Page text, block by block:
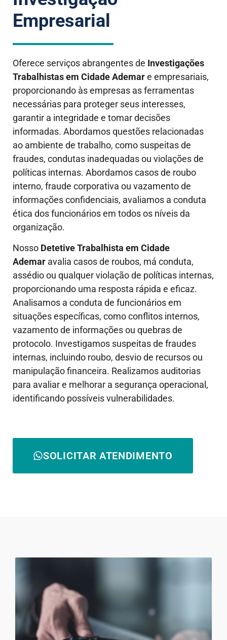
Empresarial
Oferece serviços abrangentes de Investigações
Trabalhistas em Cidade Ademare empresariais,
proporcionando às empresas as ferramentas
necessárias para proteger seus interesses,
garantir a integridade e tomar decisões
informadas. Abordamos questões relacionadas
ao ambiente de trabalho, como suspeitas de
fraudes, condutas inadequadas ou violações de
políticas internas. Abordamos casos de roubo
interno, fraude corporativa ou vazamento de
informações confidenciais, avaliamos a conduta
ética dos funcionários em todos os níveis da
organização.
Nosso Detetive Trabalhista em Cidade
Ademar avalia casos de roubos, má conduta,
assédio ou qualquer violação de políticas internas,
proporcionando uma resposta rápida e eficaz.
Analisamos a conduta de funcionários em
situações específicas, como conflitos internos,
vazamento de informações ou quebras de
protocolo. Investigamos suspeitas de fraudes
internas, incluindo roubo, desvio de recursos ou
manipulação financeira. Realizamos auditorias
para avaliar e melhorar a segurança operacional,
identificando possíveis vulnerabilidades.
SOLICITAR ATENDIMENTO